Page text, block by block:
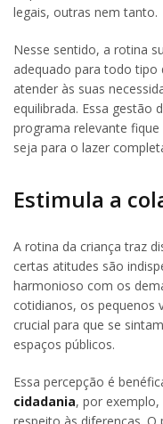
legais, outras nem tanto.
Nesse sentido, a rotina
adequado para todo tipo
atender às suas
equilibrada. Essa gestão
programa relevante
seja para o lazer
Estimula a
A rotina da criança traz
certas atitudes são
harmonioso com os
cotidianos, os pequenos
crucial para que se
espaços públicos.
Essa percepção é
cidadania, por